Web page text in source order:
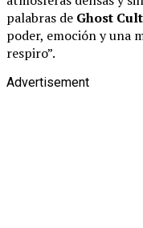
palabras de Ghost
poder, emoción y una
respiro”.
Advertisement